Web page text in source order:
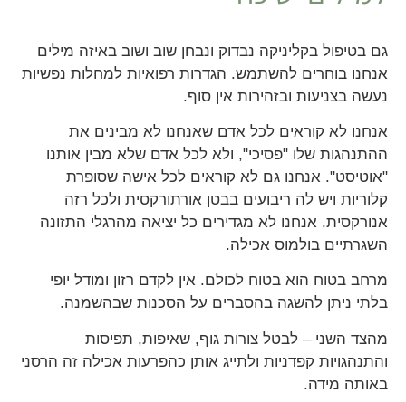
גם בטיפול בקליניקה נבדוק ונבחן שוב ושוב באיזה מילים
אנחנו בוחרים להשתמש. הגדרות רפואיות למחלות נפשיות
נעשה בצניעות ובזהירות אין סוף.
אנחנו לא קוראים לכל אדם שאנחנו לא מבינים את
ההתנהגות שלו "פסיכי", ולא לכל אדם שלא מבין אותנו
"אוטיסט". אנחנו גם לא קוראים לכל אישה שסופרת
קלוריות ויש לה ריבועים בבטן אורתורקסית ולכל רזה
אנורקסית. אנחנו לא מגדירים כל יציאה מהרגלי התזונה
השגרתיים בולמוס אכילה.
מרחב בטוח הוא בטוח לכולם. אין לקדם רזון ומודל יופי
בלתי ניתן להשגה בהסברים על הסכנות שבהשמנה.
מהצד השני – לבטל צורות גוף, שאיפות, תפיסות
והתנהגויות קפדניות ולתייג אותן כהפרעות אכילה זה הרסני
באותה מידה.